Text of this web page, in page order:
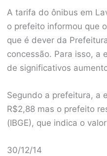
A tarifa do ônibus em
o prefeito informou que
que é dever da
concessão. Para isso, a
de significativos
Segundo a prefeitura, a
R$2,88 mas o prefeito
(IBGE), que indica o
30/12/14